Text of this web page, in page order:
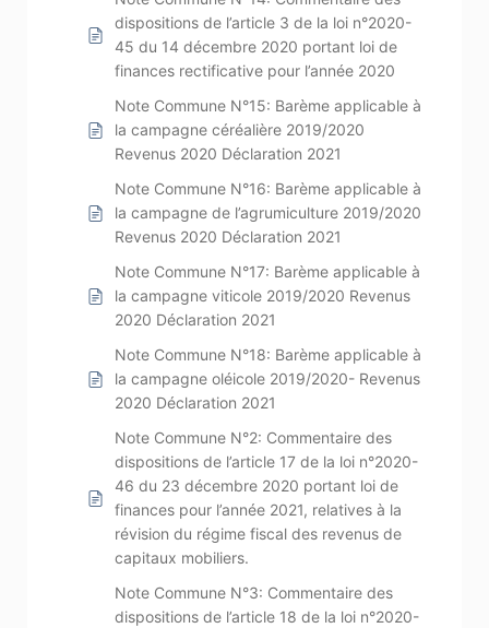
dispositions de l’article 3 de la loi n°2020-
45 du 14 décembre 2020 portant loi de
finances rectificative pour l’année 2020
Note Commune N°15: Barème applicable à
la campagne céréalière 2019/2020
Revenus 2020 Déclaration 2021
Note Commune N°16: Barème applicable à
la campagne de l’agrumiculture 2019/2020
Revenus 2020 Déclaration 2021
Note Commune N°17: Barème applicable à
la campagne viticole 2019/2020 Revenus
2020 Déclaration 2021
Note Commune N°18: Barème applicable à
la campagne oléicole 2019/2020- Revenus
2020 Déclaration 2021
Note Commune N°2: Commentaire des
dispositions de l’article 17 de la loi n°2020-
46 du 23 décembre 2020 portant loi de
finances pour l’année 2021, relatives à la
révision du régime fiscal des revenus de
capitaux mobiliers.
Note Commune N°3: Commentaire des
dispositions de l’article 18 de la loi n°2020-